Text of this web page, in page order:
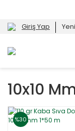
Giriş Yap
10x10
%30